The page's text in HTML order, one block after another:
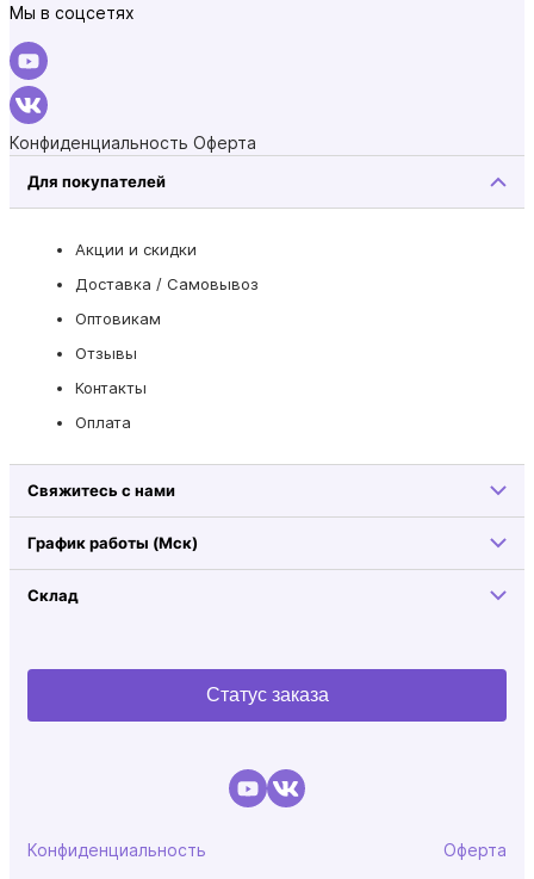
Мы в соцсетях
Конфиденциальность Оферта
Для покупателей
Акции и скидки
Доставка / Самовывоз
Оптовикам
Отзывы
Контакты
Оплата
Свяжитесь с нами
График работы (Мск)
Склад
Статус заказа
Конфиденциальность Оферта